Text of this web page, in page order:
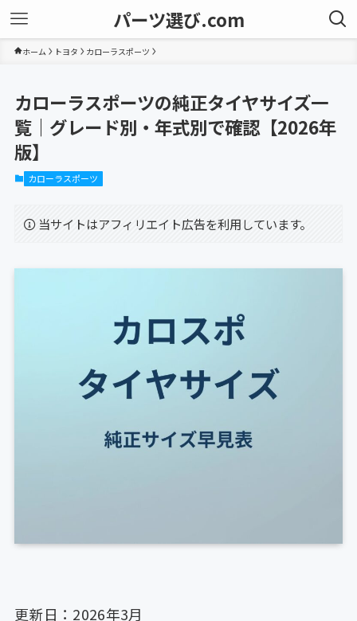
パーツ選び.com
ホーム トヨタ カローラスポーツ
カローラスポーツの純正タイヤサイズ一
覧｜グレード別・年式別で確認【2026年
版】
カローラスポーツ
当サイトはアフィリエイト広告を利用しています。
更新日：2026年3月